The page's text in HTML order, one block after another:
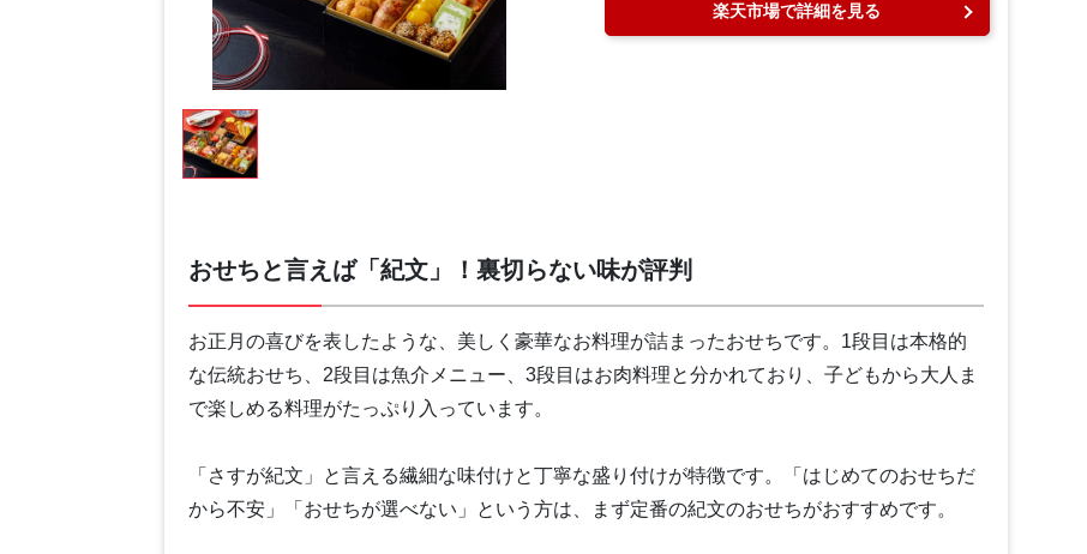
楽天市場で詳細を見る
おせちと言えば「紀文」！裏切らない味が評判
お正月の喜びを表したような、美しく豪華なお料理が詰まったおせちです。1段目は本格的
な伝統おせち、2段目は魚介メニュー、3段目はお肉料理と分かれており、子どもから大人ま
で楽しめる料理がたっぷり入っています。
「さすが紀文」と言える繊細な味付けと丁寧な盛り付けが特徴です。「はじめてのおせちだ
から不安」「おせちが選べない」という方は、まず定番の紀文のおせちがおすすめです。